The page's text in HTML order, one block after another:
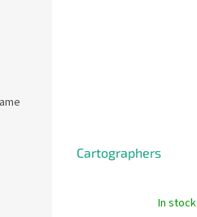
Cartographers
In stock